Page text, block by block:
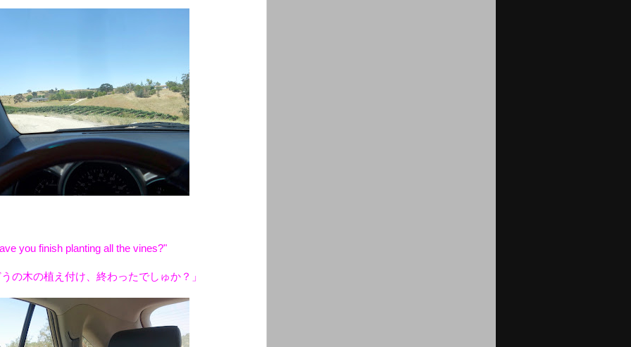
you finish planting all the vines?"
の木の植え付け、終わったでしゅか？」